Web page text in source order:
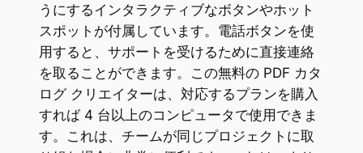
うにするインタラクティブなボタンやホット
スポットが付属しています。電話ボタンを使
用すると、サポートを受けるために直接連絡
を取ることができます。この無料の PDF カタ
ログ クリエイターは、対応するプランを購入
すれば 4 台以上のコンピュータで使用できま
す。これは、チームが同じプロジェクトに取